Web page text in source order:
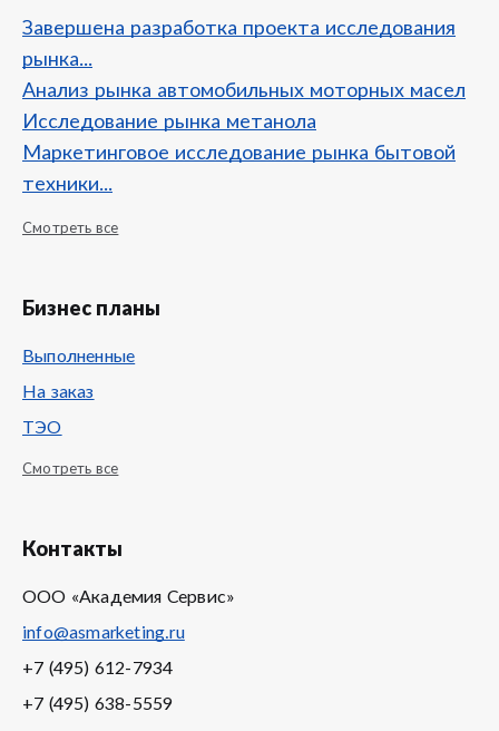
Завершена разработка проекта исследования
рынка...
Анализ рынка автомобильных моторных масел
Исследование рынка метанола
Маркетинговое исследование рынка бытовой
техники...
Смотреть все
Бизнес планы
Выполненные
На заказ
ТЭО
Смотреть все
Контакты
ООО «Академия Сервис»
info@asmarketing.ru
+7 (495) 612-7934
+7 (495) 638-5559